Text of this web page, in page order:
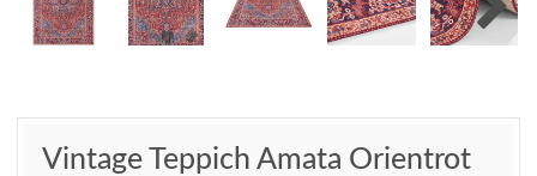
Vintage Teppich Amata Orientrot